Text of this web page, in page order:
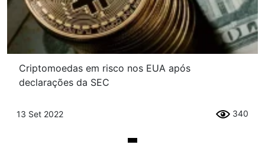
Criptomoedas em risco nos EUA após
declarações da SEC
13 Set 2022 340